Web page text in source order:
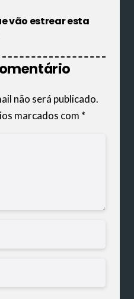
vão estrear esta
não será publicado.
marcados com *